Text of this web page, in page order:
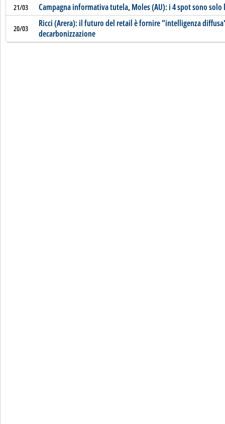
21/03 Campagna informativa tutela, Moles (AU): i 4 spot sono
20/03
Ricci (Arera): il futuro del retail è fornire "intelligenza
decarbonizzazione